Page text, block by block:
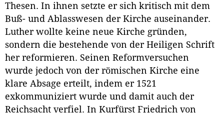
Thesen. In ihnen setzte er sich kritisch mit dem
Buß- und Ablasswesen der Kirche auseinander.
Luther wollte keine neue Kirche gründen,
sondern die bestehende von der Heiligen Schrift
her reformieren. Seinen Reformversuchen
wurde jedoch von der römischen Kirche eine
klare Absage erteilt, indem er 1521
exkommuniziert wurde und damit auch der
Reichsacht verfiel. In Kurfürst Friedrich von